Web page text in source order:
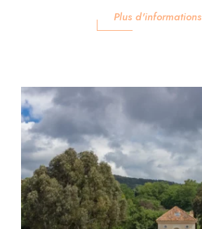
Plus d'informations